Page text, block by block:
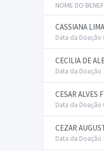
NOME DO
CASSIANA
Data da
CECILIA DE
Data da
CESAR ALVES
Data da
CEZAR
Data da